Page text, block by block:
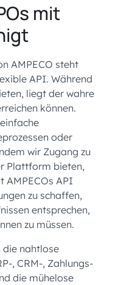
mit
AMPECO steht
API. Während
liegt der wahre
können.
oder
wir Zugang zu
Plattform bieten,
AMPECOs API
zu schaffen,
entsprechen,
zu müssen.
die nahtlose
, CRM-, Zahlungs-
die mühelose